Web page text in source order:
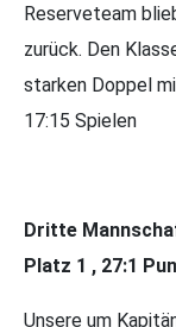
Reserveteam
zurück. Den
starken Doppel
17:15 Spielen
Dritte
Platz 1 , 27:1
Unsere um